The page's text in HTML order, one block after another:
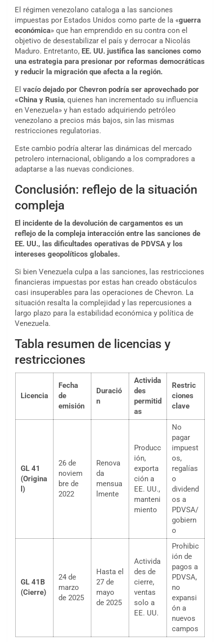
El régimen venezolano cataloga a las sanciones
impuestas por Estados Unidos como parte de la «guerra
económica» que han emprendido en su contra con el
objetivo de desestabilizar el país y derrocar a Nicolás
Maduro. Entretanto, EE. UU. justifica las sanciones como
una estrategia para presionar por reformas democráticas
y reducir la migración que afecta a la región.
El vacío dejado por Chevron podría ser aprovechado por
«China y Rusia, quienes han incrementado su influencia
en Venezuela» y han estado adquiriendo petróleo
venezolano a precios más bajos, sin las mismas
restricciones regulatorias.
Este cambio podría alterar las dinámicas del mercado
petrolero internacional, obligando a los compradores a
adaptarse a las nuevas condiciones.
Conclusión: reflejo de la situación
compleja
El incidente de la devolución de cargamentos es un
reflejo de la compleja interacción entre las sanciones de
EE. UU., las dificultades operativas de PDVSA y los
intereses geopolíticos globales.
Si bien Venezuela culpa a las sanciones, las restricciones
financieras impuestas por estas han creado obstáculos
casi insuperables para las operaciones de Chevron. La
situación resalta la complejidad y las repercusiones a
largo plazo para la estabilidad económica y política de
Venezuela.
Tabla resumen de licencias y
restricciones
Licencia
Fecha
de
emisión
Duració
n
Activida
des
permitid
as
Restric
ciones
clave
GL 41
(Origina
l)
26 de
noviem
bre de
2022
Renova
da
mensua
lmente
Producc
ión,
exporta
ción a
EE. UU.,
manteni
miento
No
pagar
impuest
os,
regalías
o
dividend
os a
PDVSA/
gobiern
o
GL 41B
(Cierre)
24 de
marzo
de 2025
Hasta el
27 de
mayo
de 2025
Activida
des de
cierre,
ventas
solo a
EE. UU.
Prohibic
ión de
pagos a
PDVSA,
no
expansi
ón a
nuevos
campos